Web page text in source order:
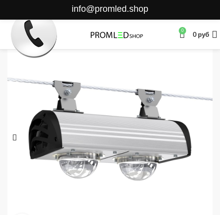
info@promled.shop
0 0руб